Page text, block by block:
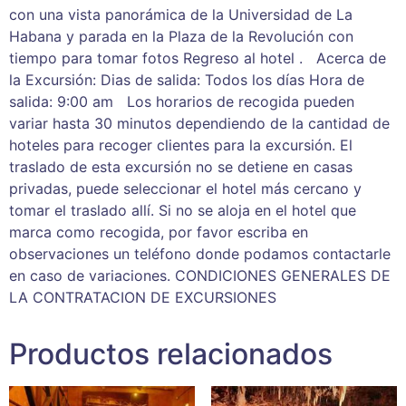
con una vista panorámica de la Universidad de La
Habana y parada en la Plaza de la Revolución con
tiempo para tomar fotos Regreso al hotel . Acerca de
la Excursión: Dias de salida: Todos los días Hora de
salida: 9:00 am Los horarios de recogida pueden
variar hasta 30 minutos dependiendo de la cantidad de
hoteles para recoger clientes para la excursión. El
traslado de esta excursión no se detiene en casas
privadas, puede seleccionar el hotel más cercano y
tomar el traslado allí. Si no se aloja en el hotel que
marca como recogida, por favor escriba en
observaciones un teléfono donde podamos contactarle
en caso de variaciones. CONDICIONES GENERALES DE
LA CONTRATACION DE EXCURSIONES
Productos relacionados